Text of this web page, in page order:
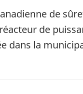
de
de
dans la